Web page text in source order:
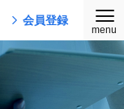
会員登録